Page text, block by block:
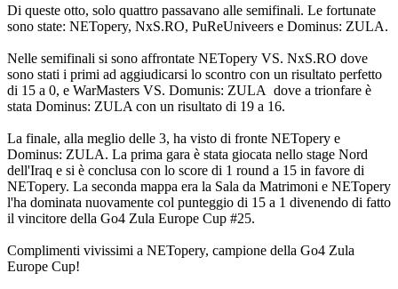
Di queste otto, solo quattro passavano alle semifinali. Le fortunate
sono state: NETopery, NxS.RO, PuReUniveers e Dominus: ZULA.
Nelle semifinali si sono affrontate NETopery VS. NxS.RO dove
sono stati i primi ad aggiudicarsi lo scontro con un risultato perfetto
di 15 a 0, e WarMasters VS. Domunis: ZULA dove a trionfare è
stata Dominus: ZULA con un risultato di 19 a 16.
La finale, alla meglio delle 3, ha visto di fronte NETopery e
Dominus: ZULA. La prima gara è stata giocata nello stage Nord
dell'Iraq e si è conclusa con lo score di 1 round a 15 in favore di
NETopery. La seconda mappa era la Sala da Matrimoni e NETopery
l'ha dominata nuovamente col punteggio di 15 a 1 divenendo di fatto
il vincitore della Go4 Zula Europe Cup #25.
Complimenti vivissimi a NETopery, campione della Go4 Zula
Europe Cup!